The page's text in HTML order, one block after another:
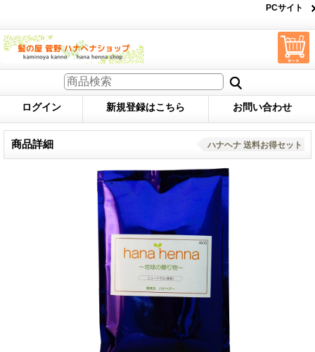
PCサイト
ログイン 新規登録はこちら お問い合わせ
商品詳細 ハナヘナ 送料お得セット